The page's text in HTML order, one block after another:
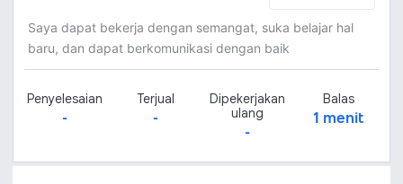
Saya dapat bekerja dengan semangat, suka belajar hal
baru, dan dapat berkomunikasi dengan baik
Penyelesaian
-
Terjual
-
Dipekerjakan
ulang
-
Balas
1 menit